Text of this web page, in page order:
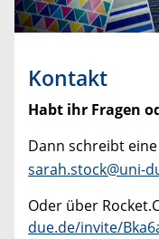
Kontakt
Habt ihr Fragen
Dann schreibt
sarah.stock@uni-
Oder über
due.de/invite/